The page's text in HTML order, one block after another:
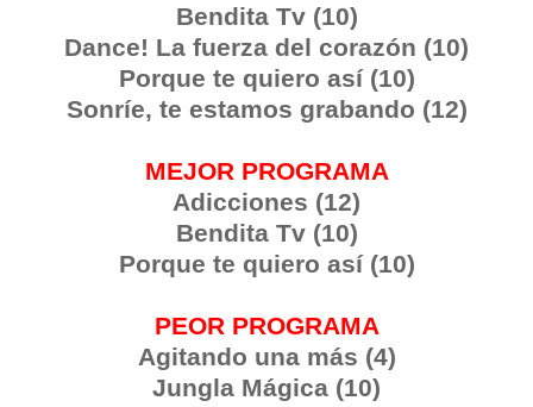
Bendita Tv (10)
Dance! La fuerza del corazón (10)
Porque te quiero así (10)
Sonríe, te estamos grabando (12)
MEJOR PROGRAMA
Adicciones (12)
Bendita Tv (10)
Porque te quiero así (10)
PEOR PROGRAMA
Agitando una más (4)
Jungla Mágica (10)